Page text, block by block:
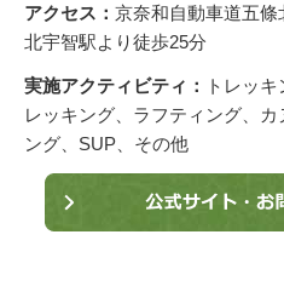
アクセス： 京奈和自動車道五
北宇智駅より徒歩25分
実施アクティビティ：
トレッ
レッキング、ラフティング、
ング、SUP、その他